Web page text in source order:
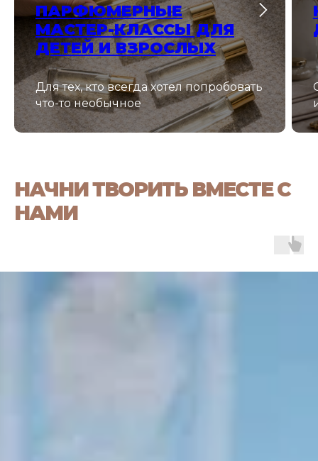
ПАРФЮМЕРНЫЕ
МАСТЕР-КЛАССЫ ДЛЯ
ДЕТЕЙ И ВЗРОСЛЫХ
Для тех, кто всегда хотел попробовать
что-то необычное
НАЧНИ ТВОРИТЬ ВМЕСТЕ С
НАМИ